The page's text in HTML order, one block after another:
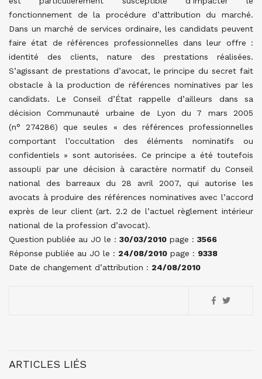
fonctionnement de la procédure d’attribution du marché.
Dans un marché de services ordinaire, les candidats peuvent
faire état de références professionnelles dans leur offre :
identité des clients, nature des prestations réalisées.
S’agissant de prestations d’avocat, le principe du secret fait
obstacle à la production de références nominatives par les
candidats. Le Conseil d’État rappelle d’ailleurs dans sa
décision Communauté urbaine de Lyon du 7 mars 2005
(n° 274286) que seules « des références professionnelles
comportant l’occultation des éléments nominatifs ou
confidentiels » sont autorisées. Ce principe a été toutefois
assoupli par une décision à caractère normatif du Conseil
national des barreaux du 28 avril 2007, qui autorise les
avocats à produire des références nominatives avec l’accord
exprès de leur client (art. 2.2 de l’actuel règlement intérieur
national de la profession d’avocat).
Question publiée au JO le : 30/03/2010 page : 3566
Réponse publiée au JO le : 24/08/2010 page : 9338
Date de changement d’attribution : 24/08/2010
ARTICLES LIÉS